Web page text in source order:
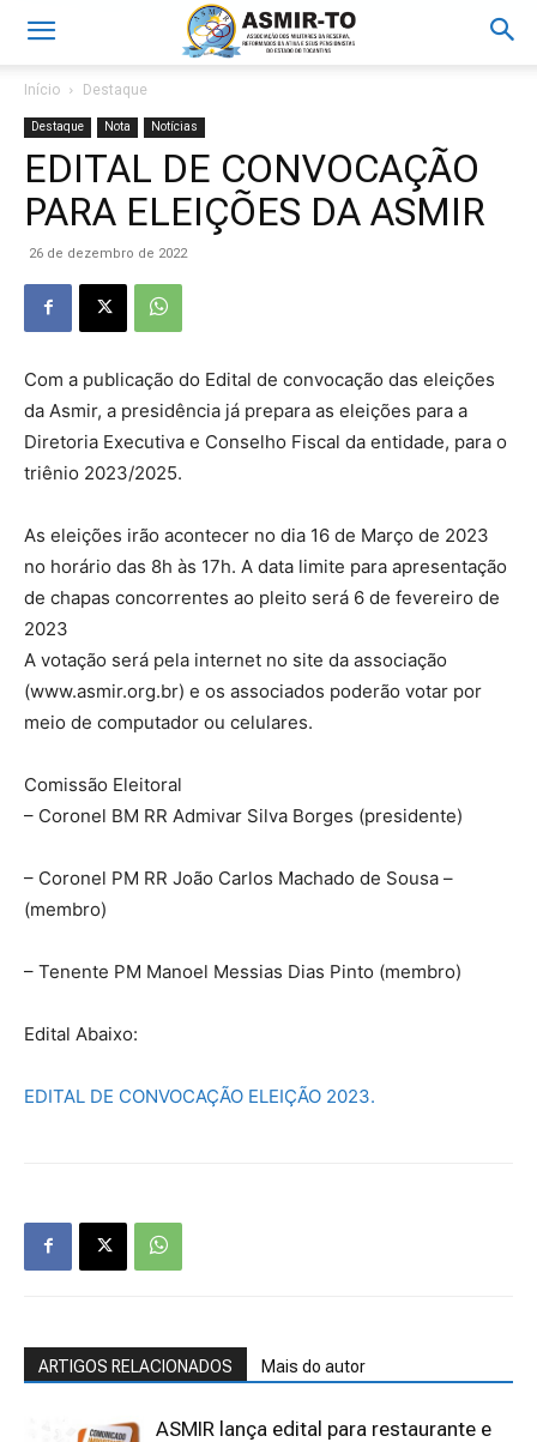
Início Destaque
Destaque Nota Notícias
EDITAL DE CONVOCAÇÃO
PARA ELEIÇÕES DA ASMIR
26 de dezembro de 2022
Com a publicação do Edital de convocação das eleições
da Asmir, a presidência já prepara as eleições para a
Diretoria Executiva e Conselho Fiscal da entidade, para o
triênio 2023/2025.
As eleições irão acontecer no dia 16 de Março de 2023
no horário das 8h às 17h. A data limite para apresentação
de chapas concorrentes ao pleito será 6 de fevereiro de
2023
A votação será pela internet no site da associação
(www.asmir.org.br) e os associados poderão votar por
meio de computador ou celulares.
Comissão Eleitoral
– Coronel BM RR Admivar Silva Borges (presidente)
– Coronel PM RR João Carlos Machado de Sousa –
(membro)
– Tenente PM Manoel Messias Dias Pinto (membro)
Edital Abaixo:
EDITAL DE CONVOCAÇÃO ELEIÇÃO 2023.
ARTIGOS RELACIONADOS Mais do autor
ASMIR lança edital para restaurante e